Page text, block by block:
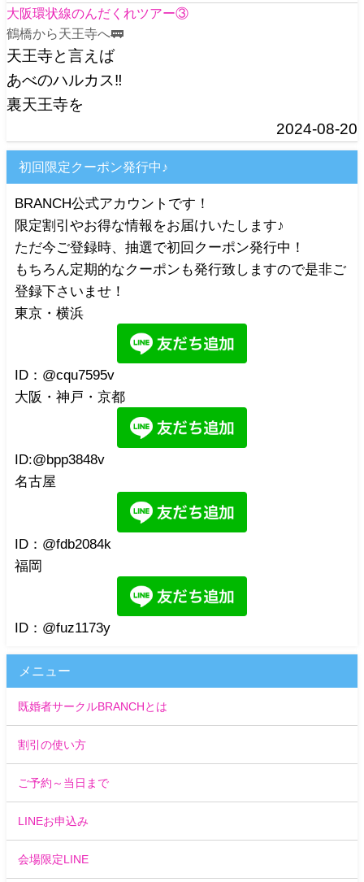
大阪環状線のんだくれツアー③
鶴橋から天王寺へ🚃
天王寺と言えば
あべのハルカス‼️
裏天王寺を
2024-08-20
初回限定クーポン発行中♪
BRANCH公式アカウントです！
限定割引やお得な情報をお届けいたします♪
ただ今ご登録時、抽選で初回クーポン発行中！
もちろん定期的なクーポンも発行致しますので是非ご
登録下さいませ！
東京・横浜
ID：@cqu7595v
大阪・神戸・京都
ID:@bpp3848v
名古屋
ID：@fdb2084k
福岡
ID：@fuz1173y
メニュー
既婚者サークルBRANCHとは
割引の使い方
ご予約～当日まで
LINEお申込み
会場限定LINE